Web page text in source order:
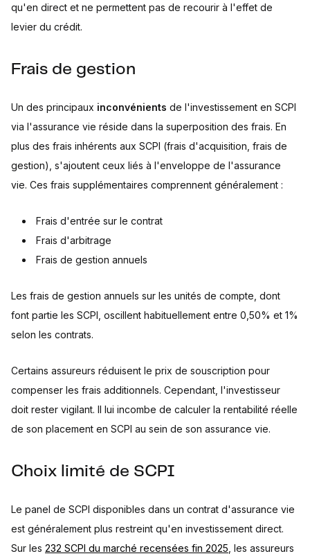
qu'en direct et ne permettent pas de recourir à l'effet de
levier du crédit.
Frais de gestion
Un des principaux inconvénients de l'investissement en SCPI
via l'assurance vie réside dans la superposition des frais. En
plus des frais inhérents aux SCPI (frais d'acquisition, frais de
gestion), s'ajoutent ceux liés à l'enveloppe de l'assurance
vie. Ces frais supplémentaires comprennent généralement :
Frais d'entrée sur le contrat
Frais d'arbitrage
Frais de gestion annuels
Les frais de gestion annuels sur les unités de compte, dont
font partie les SCPI, oscillent habituellement entre 0,50% et 1%
selon les contrats.
Certains assureurs réduisent le prix de souscription pour
compenser les frais additionnels. Cependant, l'investisseur
doit rester vigilant. Il lui incombe de calculer la rentabilité réelle
de son placement en SCPI au sein de son assurance vie.
Choix limité de SCPI
Le panel de SCPI disponibles dans un contrat d'assurance vie
est généralement plus restreint qu'en investissement direct.
Sur les 232 SCPI du marché recensées fin 2025 , les assureurs